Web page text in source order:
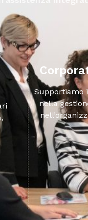
Assistiamo
operazioni
di